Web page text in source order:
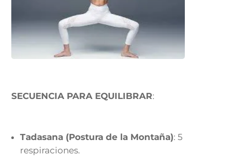
SECUENCIA PARA EQUILIBRAR:
Tadasana (Postura de la Montaña): 5
respiraciones.